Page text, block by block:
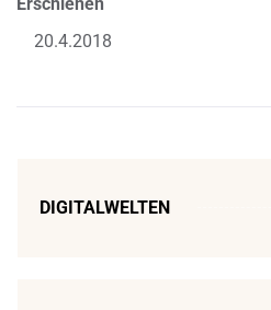
20.4.2018
DIGITALWELTEN